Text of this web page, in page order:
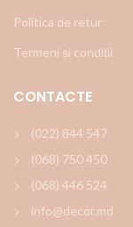
Politica de retur
Termeni și condiții
CONTACTE
(022) 844 547
(068) 750 450
(068) 446 524
info@decor.md